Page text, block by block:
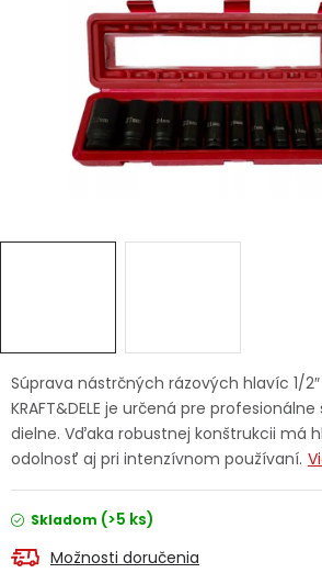
Ochranné pracovné pomôcky
Vianoce
Fotovoltaika
Doprava a platba Váš
Kontakty
PODPORA
Reklamačný formulár
Súprava nástrčných rázových hlavíc 1/2″
KRAFT&DELE je určená pre
dielne. Vďaka robustnej konštrukcii má
odolnosť aj pri intenzívnom používaní.
Skladom (>5 ks)
Možnosti doručenia